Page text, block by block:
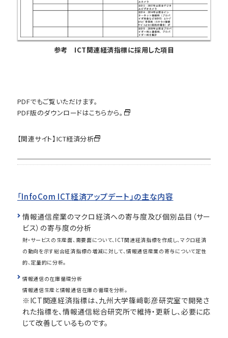
参考 ICT関連経済指標に採用した項目
PDFでもご覧いただけます。
PDF版のダウンロードはこちらから。
【関連サイト】ICT経済分析
「InfoCom ICT経済アップデート」の主な内容
情報通信産業のマクロ経済への寄与度及び個別品目（サー
ビス）の寄与度の分析
財・サービスの生産面、需要面について、ICT関連経済指標を作成し、マクロ経済
の動向を示す総合経済指標の増減に対して、情報通信産業の寄与について定性
的、定量的に分析。
情報通信の在庫循環分析
情報通信生産と情報通信在庫の循環を分析。
※ICT関連経済指標は、九州大学篠﨑彰彦研究室で開発さ
れた指標を、情報通信総合研究所で維持・更新し、必要に応
じて改善しているものです。